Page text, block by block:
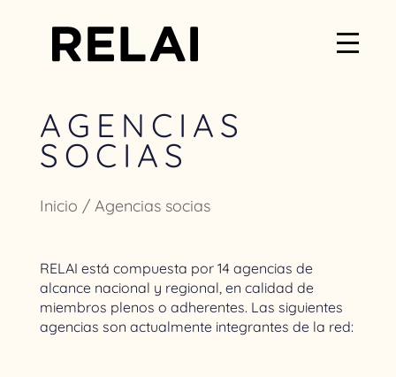
AGENCIAS
SOCIAS
Inicio / Agencias socias
RELAI está compuesta por 14 agencias de
alcance nacional y regional, en calidad de
miembros plenos o adherentes. Las siguientes
agencias son actualmente integrantes de la red: